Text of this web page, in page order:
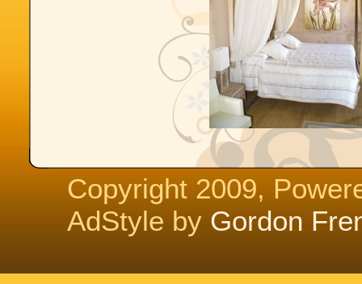
Copyright 2009,
AdStyle by Gordon